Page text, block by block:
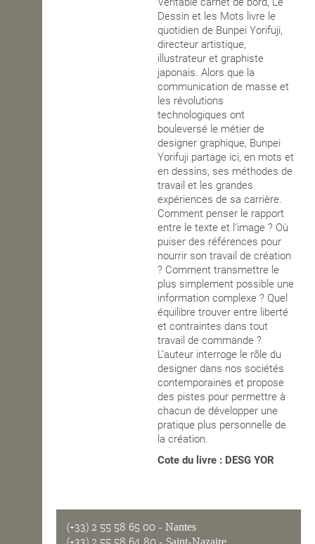
Dessin et les Mots livre le
quotidien de Bunpei Yorifuji,
directeur artistique,
illustrateur et graphiste
japonais. Alors que la
communication de masse et
les révolutions
technologiques ont
bouleversé le métier de
designer graphique, Bunpei
Yorifuji partage ici, en mots et
en dessins, ses méthodes de
travail et les grandes
expériences de sa carrière.
Comment penser le rapport
entre le texte et l’image ? Où
puiser des références pour
nourrir son travail de création
? Comment transmettre le
plus simplement possible une
information complexe ? Quel
équilibre trouver entre liberté
et contraintes dans tout
travail de commande ?
L’auteur interroge le rôle du
designer dans nos sociétés
contemporaines et propose
des pistes pour permettre à
chacun de développer une
pratique plus personnelle de
la création.
Cote du livre : DESG YOR
(+33) 2 55 58 65 00 - Nantes